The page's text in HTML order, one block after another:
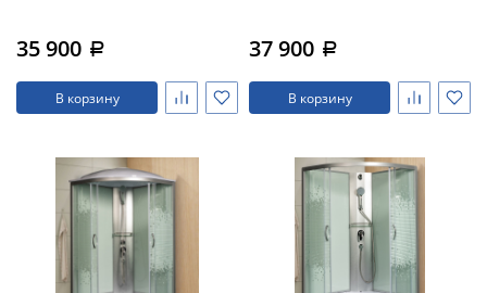
35 900 a
В корзину
37 900 a
В корзину